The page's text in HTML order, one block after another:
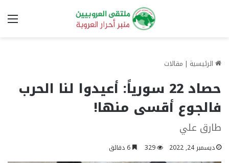
الرئيسية | مقالات
حصاد 22 سورياً: أعيدوا لنا الحرب
فالجوع أقسى منها!
طارق علي
ديسمبر 24, 2022 329